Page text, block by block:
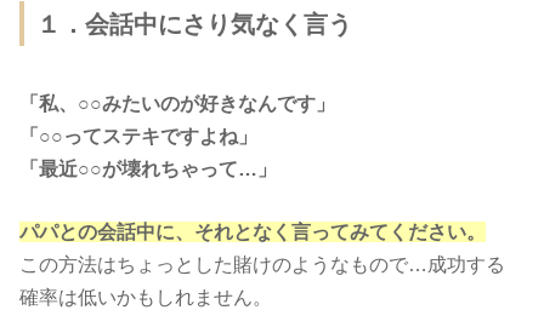
１．会話中にさり気なく言う
「私、○○みたいのが好きなんです」
「○○ってステキですよね」
「最近○○が壊れちゃって…」
パパとの会話中に、それとなく言ってみてください。
この方法はちょっとした賭けのようなもので…成功する
確率は低いかもしれません。